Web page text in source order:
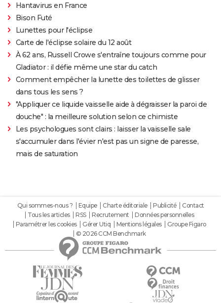
Hantavirus en France
Bison Futé
Lunettes pour l'éclipse
Carte de l'éclipse solaire du 12 août
À 62 ans, Russell Crowe s'entraîne toujours comme pour
Gladiator : il défie même une star du catch
Comment empêcher la lunette des toilettes de glisser
dans tous les sens ?
"Appliquer ce liquide vaisselle aide à dégraisser la paroi de
douche" : la meilleure solution selon ce chimiste
Les psychologues sont clairs : laisser la vaisselle sale
s'accumuler dans l'évier n'est pas un signe de paresse,
mais de saturation
Qui sommes-nous ? Equipe Charte éditoriale Publicité
Contact
Tous les articles
RSS Recrutement
Données personnelles
Paramétrer les cookies
Gérer Utiq Mentions légales
Groupe Figaro
© 2026 CCM Benchmark